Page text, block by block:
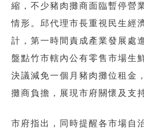
縮，不少豬肉攤商面臨暫停營
情形。邱代理市長重視民生經
計，第一時間責成產業發展處
盤點竹市轄內公有零售市場生
決議減免一個月豬肉攤位租金
攤商負擔，展現市府關懷及支
市府指出，同時提醒各市場自